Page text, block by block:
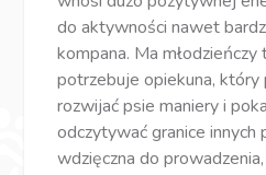
do aktywności nawet
kompana. Ma
potrzebuje opiekuna,
rozwijać psie maniery i
odczytywać granice innych
wdzięczna do